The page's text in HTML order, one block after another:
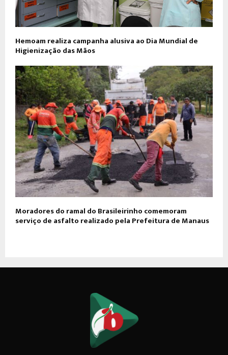
Hemoam realiza campanha alusiva ao Dia Mundial de
Higienização das Mãos
Moradores do ramal do Brasileirinho comemoram
serviço de asfalto realizado pela Prefeitura de Manaus